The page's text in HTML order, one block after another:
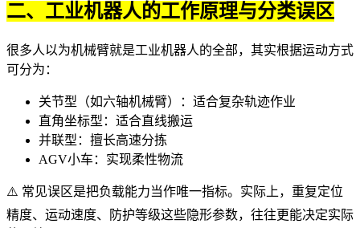
二、工业机器人的工作原理与分类误区
很多人以为机械臂就是工业机器人的全部，其实根据运动方式
可分为：
关节型（如六轴机械臂）：适合复杂轨迹作业
直角坐标型：适合直线搬运
并联型：擅长高速分拣
AGV小车 ：实现柔性物流
⚠️ 常见误区是把负载能力当作唯一指标。实际上，重复定位
精度、运动速度、防护等级这些隐形参数，往往更能决定实际